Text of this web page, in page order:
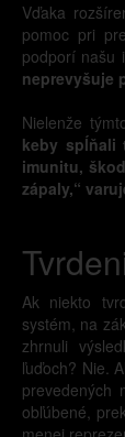
Vďaka
pomoc pri
podporí našu
neprevyšuje
Nielenže
keby spĺňali
imunitu,
zápaly,“
Ak niekto
systém, na
zhrnuli
ľuďoch? Nie.
prevedených
obľúbené,